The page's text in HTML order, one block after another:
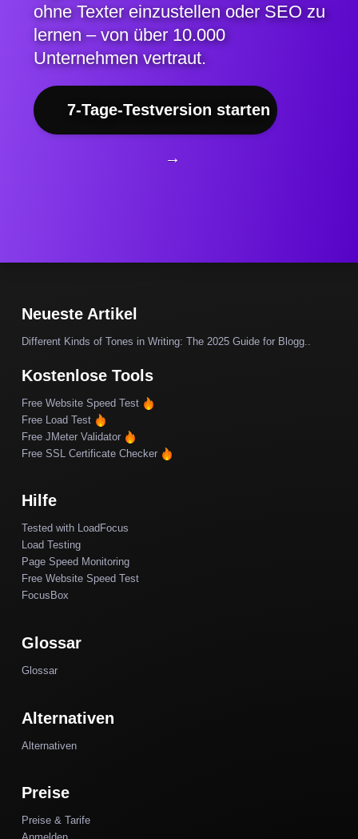
ohne Texter einzustellen oder SEO zu
lernen – von über 10.000
Unternehmen vertraut.
7-Tage-Testversion starten
→
Neueste Artikel
Different Kinds of Tones in Writing: The 2025 Guide for Blogg..
Kostenlose Tools
Free Website Speed Test
Free Load Test
Free JMeter Validator
Free SSL Certificate Checker
Hilfe
Tested with LoadFocus
Load Testing
Page Speed Monitoring
Free Website Speed Test
FocusBox
Glossar
Glossar
Alternativen
Alternativen
Preise
Preise & Tarife